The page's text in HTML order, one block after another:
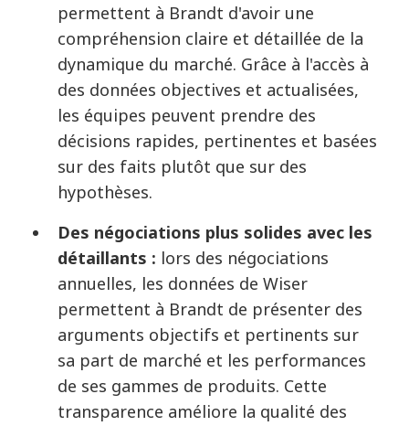
permettent à Brandt d'avoir une
compréhension claire et détaillée de la
dynamique du marché. Grâce à l'accès à
des données objectives et actualisées,
les équipes peuvent prendre des
décisions rapides, pertinentes et basées
sur des faits plutôt que sur des
hypothèses.
Des négociations plus solides avec les
détaillants : lors des négociations
annuelles, les données de Wiser
permettent à Brandt de présenter des
arguments objectifs et pertinents sur
sa part de marché et les performances
de ses gammes de produits. Cette
transparence améliore la qualité des